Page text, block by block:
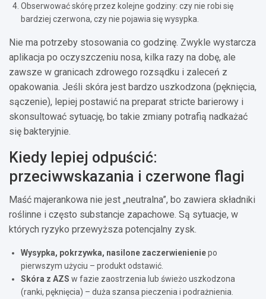
Obserwować skórę przez kolejne godziny: czy nie robi się
bardziej czerwona, czy nie pojawia się wysypka.
Nie ma potrzeby stosowania co godzinę. Zwykle wystarcza
aplikacja po oczyszczeniu nosa, kilka razy na dobę, ale
zawsze w granicach zdrowego rozsądku i zaleceń z
opakowania. Jeśli skóra jest bardzo uszkodzona (pęknięcia,
sączenie), lepiej postawić na preparat stricte barierowy i
skonsultować sytuację, bo takie zmiany potrafią nadkażać
się bakteryjnie.
Kiedy lepiej odpuścić:
przeciwwskazania i czerwone flagi
Maść majerankowa nie jest „neutralna”, bo zawiera składniki
roślinne i często substancje zapachowe. Są sytuacje, w
których ryzyko przewyższa potencjalny zysk.
Wysypka, pokrzywka, nasilone zaczerwienieniepo
pierwszym użyciu – produkt odstawić.
Skóra z AZS w fazie zaostrzenia lub świeżo uszkodzona
(ranki, pęknięcia) – duża szansa pieczenia i podrażnienia.